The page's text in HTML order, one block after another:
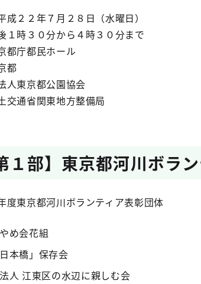
成２２年７月２８日（水曜日）
１時３０分から４時３０分まで
都庁都民ホール
都
人東京都公園協会
交通省関東地方整備局
１部】東京都河川ボラ
度東京都河川ボランティア表彰団体
め会花組
本橋」保存会
人 江東区の水辺に親しむ会